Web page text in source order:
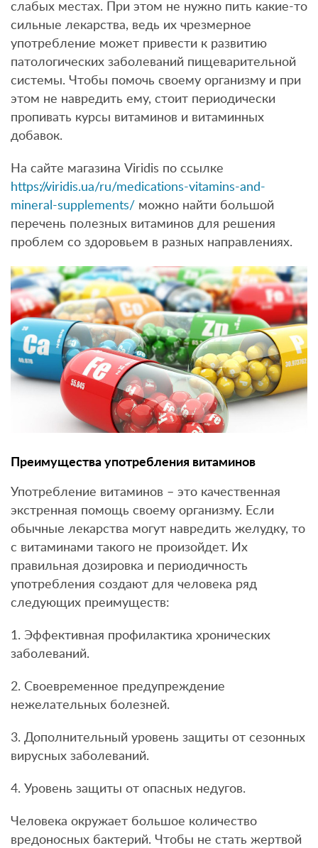
слабых местах. При этом не нужно пить какие-то
сильные лекарства, ведь их чрезмерное
употребление может привести к развитию
патологических заболеваний пищеварительной
системы. Чтобы помочь своему организму и при
этом не навредить ему, стоит периодически
пропивать курсы витаминов и витаминных
добавок.
На сайте магазина Viridis по ссылке
https://viridis.ua/ru/medications-vitamins-and-
mineral-supplements/ можно найти большой
перечень полезных витаминов для решения
проблем со здоровьем в разных направлениях.
Преимущества употребления витаминов
Употребление витаминов – это качественная
экстренная помощь своему организму. Если
обычные лекарства могут навредить желудку, то
с витаминами такого не произойдет. Их
правильная дозировка и периодичность
употребления создают для человека ряд
следующих преимуществ:
1. Эффективная профилактика хронических
заболеваний.
2. Своевременное предупреждение
нежелательных болезней.
3. Дополнительный уровень защиты от сезонных
вирусных заболеваний.
4. Уровень защиты от опасных недугов.
Человека окружает большое количество
вредоносных бактерий. Чтобы не стать жертвой